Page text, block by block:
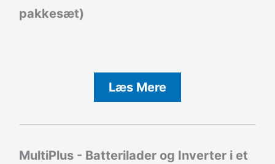
pakkesæt)
Læs Mere
MultiPlus - Batterilader og Inverter i et